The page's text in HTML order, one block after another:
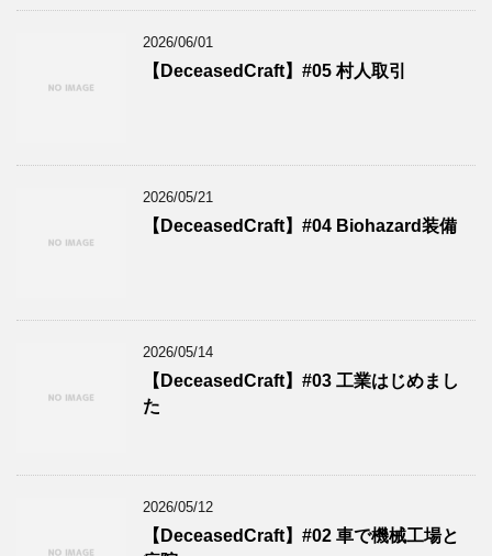
2026/06/01
【DeceasedCraft】#05 村人取引
2026/05/21
【DeceasedCraft】#04 Biohazard装備
2026/05/14
【DeceasedCraft】#03 工業はじめまし
た
2026/05/12
【DeceasedCraft】#02 車で機械工場と